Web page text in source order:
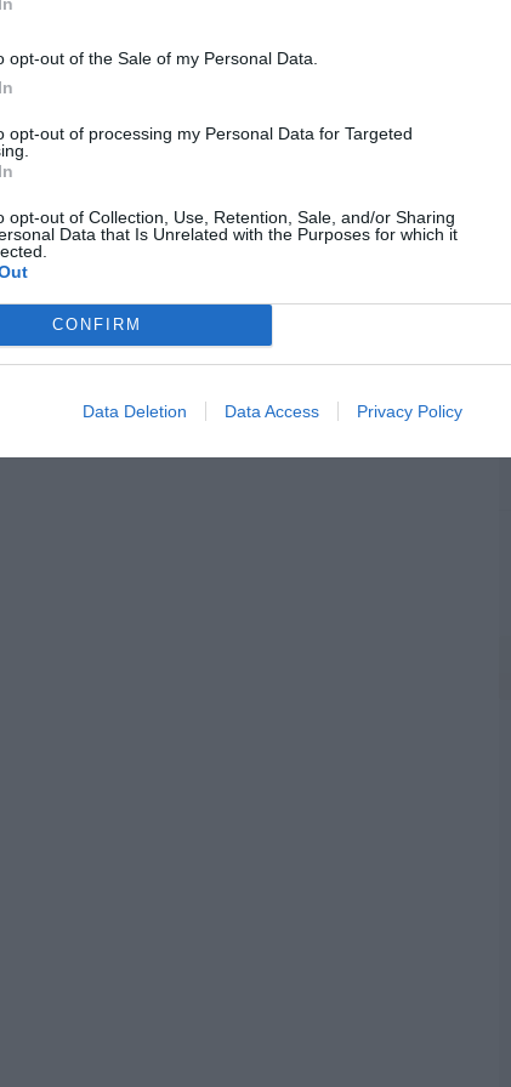
opt-out of the Sale of my Personal Data.
opt-out of processing my Personal Data for Targeted
opt-out of Collection, Use, Retention, Sale, and/or Sharing
Data that Is Unrelated with the Purposes for which it
CONFIRM
Data Deletion Data Access Privacy Policy
no admite el gaymonio... bendecido en
de la Unión Europea